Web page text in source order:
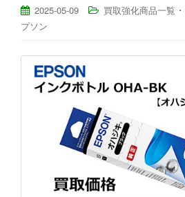
2025-05-09 買取強化商品一覧 ・
プソン